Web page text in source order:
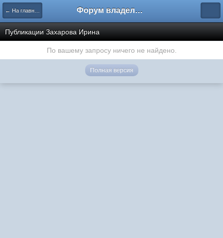
← На главную Форум владельцев интернет-магазинов
Публикации Захарова Ирина
По вашему запросу ничего не найдено.
Полная версия